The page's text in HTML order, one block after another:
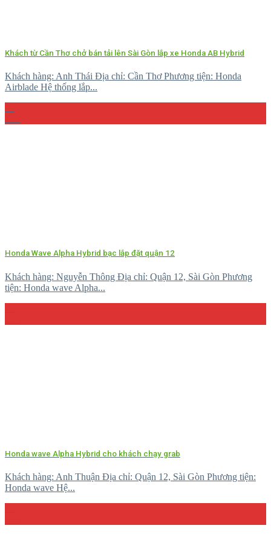
Khách từ Cần Thơ chở bán tải lên Sài Gòn lắp xe Honda AB Hybrid
Khách hàng: Anh Thái Địa chỉ: Cần Thơ Phương tiện: Honda
Airblade Hệ thống lắp...
Honda Wave Alpha Hybrid bạc lắp đặt quận 12
Khách hàng: Nguyễn Thông Địa chỉ: Quận 12, Sài Gòn Phương
tiện: Honda wave Alpha...
Honda wave Alpha Hybrid cho khách chạy grab
Khách hàng: Anh Thuận Địa chỉ: Quận 12, Sài Gòn Phương tiện:
Honda wave Hệ...